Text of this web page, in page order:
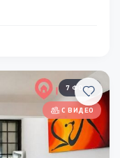
7 ФОТО
С ВИДЕО